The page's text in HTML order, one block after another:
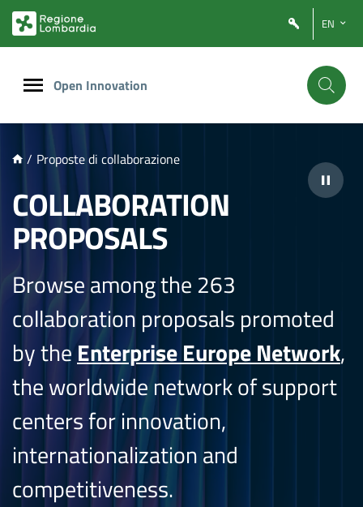
PRINCIPALE
EN
Open Innovation
/ Proposte di collaborazione
COLLABORATION
PROPOSALS
Browse among the 263
collaboration proposals promoted
by theEnterprise Europe Network,
the worldwide network of support
centers for innovation,
internationalization and
competitiveness.